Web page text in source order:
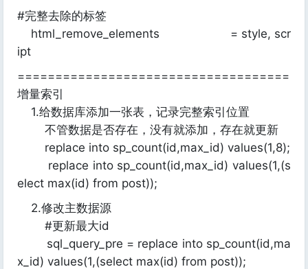
#完整去除的标签
html_remove_elements = style, scr
ipt
====================================
增量索引
1.给数据库添加一张表，记录完整索引位置
不管数据是否存在，没有就添加，存在就更新
replace into sp_count(id,max_id) values(1,8);
replace into sp_count(id,max_id) values(1,(s
elect max(id) from post));
2.修改主数据源
#更新最大id
sql_query_pre = replace into sp_count(id,ma
x_id) values(1,(select max(id) from post));